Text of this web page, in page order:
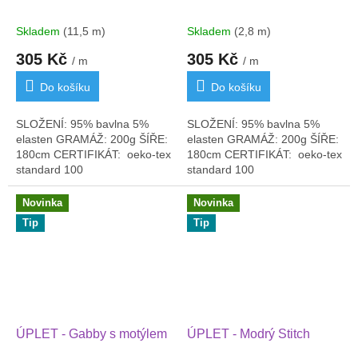
Skladem (11,5 m)
305 Kč / m
Do košíku
SLOŽENÍ: 95% bavlna 5%
elasten GRAMÁŽ: 200g ŠÍŘE:
180cm CERTIFIKÁT: oeko-tex
standard 100
Skladem (2,8 m)
305 Kč / m
Do košíku
SLOŽENÍ: 95% bavlna 5%
elasten GRAMÁŽ: 200g ŠÍŘE:
180cm CERTIFIKÁT: oeko-tex
standard 100
Novinka
Tip
ÚPLET - Gabby s motýlem
Novinka
Tip
ÚPLET - Modrý Stitch